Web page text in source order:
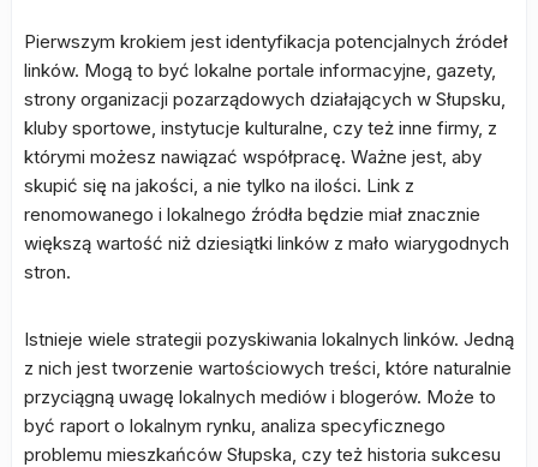
Pierwszym krokiem jest identyfikacja potencjalnych źródeł
linków. Mogą to być lokalne portale informacyjne, gazety,
strony organizacji pozarządowych działających w Słupsku,
kluby sportowe, instytucje kulturalne, czy też inne firmy, z
którymi możesz nawiązać współpracę. Ważne jest, aby
skupić się na jakości, a nie tylko na ilości. Link z
renomowanego i lokalnego źródła będzie miał znacznie
większą wartość niż dziesiątki linków z mało wiarygodnych
stron.
Istnieje wiele strategii pozyskiwania lokalnych linków. Jedną
z nich jest tworzenie wartościowych treści, które naturalnie
przyciągną uwagę lokalnych mediów i blogerów. Może to
być raport o lokalnym rynku, analiza specyficznego
problemu mieszkańców Słupska, czy też historia sukcesu